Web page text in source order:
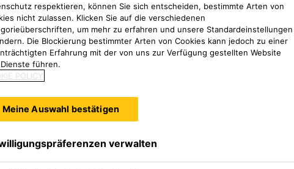
respektieren, können Sie sich entscheiden, bestimmte Arten von
nicht zulassen. Klicken Sie auf die verschiedenen
um mehr zu erfahren und unsere Standardeinstellungen
Die Blockierung bestimmter Arten von Cookies kann jedoch zu einer
Erfahrung mit der von uns zur Verfügung gestellten Website
führen.
POLICY
Meine Auswahl bestätigen
verwalten